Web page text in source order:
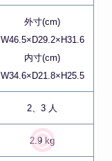
外寸(cm)
W46.5×D29.2×H31.6
内寸(cm)
W34.6×D21.8×H25.5
2、3 人
2.9 kg